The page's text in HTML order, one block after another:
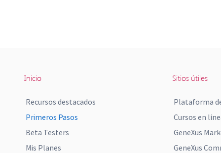
Inicio
Recursos destacados
Primeros Pasos
Beta Testers
Mis Planes
Sitios útiles
Plataforma
Cursos en
GeneXus
GeneXus